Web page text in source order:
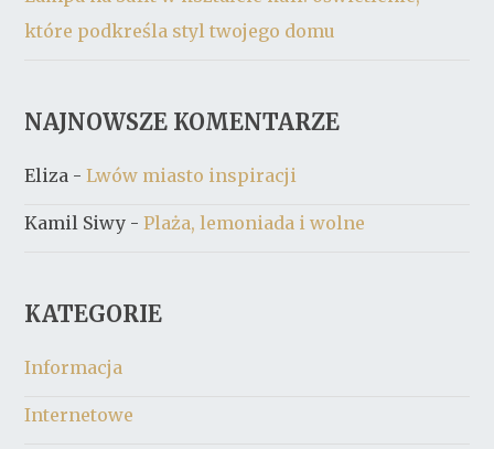
które podkreśla styl twojego domu
NAJNOWSZE KOMENTARZE
Eliza -Lwów miasto inspiracji
Kamil Siwy -Plaża, lemoniada i wolne
KATEGORIE
Informacja
Internetowe